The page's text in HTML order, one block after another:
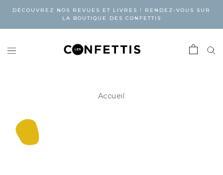
DÉCOUVREZ NOS REVUES ET LIVRES ! RENDEZ-VOUS SUR
LA BOUTIQUE DES CONFETTIS
Accueil